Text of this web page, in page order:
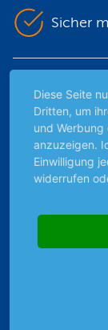
Sicher
Highlights
Archiv
Börsenbericht
Börsengerüchte
Börsengespräche
Favoriten
Diese Seite
Dritten, um
und
anzuzeigen.
Einwilligung
widerrufen